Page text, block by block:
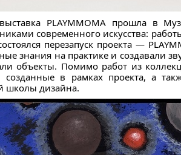
PLAYMMOMA прошла в
современного искусства:
перезапуск проекта —
знания на практике и создавали
объекты. Помимо работ из
в рамках проекта, а
школы дизайна.